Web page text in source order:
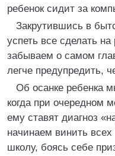
ребенок сидит за
Закрутившись в
успеть все сделать
забываем о самом
легче предупредить,
Об осанке ребенка
когда при очередном
ему ставят диагноз
начинаем винить всех
школу, боясь себе